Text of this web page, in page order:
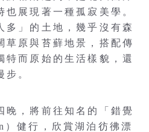
也展現著一種孤寂美學。
多」的土地，幾乎沒有森
草原與苔蘚地景，搭配傳
特而原始的生活樣貌，還
步。
晚，將前往知名的「錯覺
健行，欣賞湖泊彷彿漂